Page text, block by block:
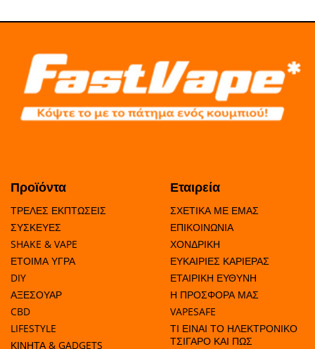
>
80 5
80 15
80
0
85
>
Προϊόντα
ΤΡΕΛΕΣ ΕΚΠΤΩΣΕΙΣ
ΣΥΣΚΕΥΕΣ
SHAKE & VAPE
ΕΤΟΙΜΑ ΥΓΡΑ
DIY
ΑΞΕΣΟΥΑΡ
CBD
LIFESTYLE
ΚΙΝΗΤΑ & GADGETS
Εταιρεία
ΣΧΕΤΙΚΑ ΜΕ ΕΜΑΣ
ΕΠΙΚΟΙΝΩΝΙΑ
ΧΟΝΔΡΙΚΗ
ΕΥΚΑΙΡΙΕΣ ΚΑΡΙΕΡΑΣ
ΕΤΑΙΡΙΚΗ ΕΥΘΥΝΗ
Η ΠΡΟΣΦΟΡΑ ΜΑΣ
VAPESAFE
ΤΙ ΕΙΝΑΙ ΤΟ ΗΛΕΚΤΡΟΝΙΚΟ
ΤΣΙΓΑΡΟ ΚΑΙ ΠΩΣ